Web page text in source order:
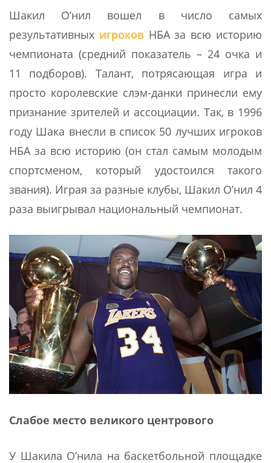
Шакил О’нил вошел в число самых
результативных игроковНБА за всю историю
чемпионата (средний показатель – 24 очка и
11 подборов). Талант, потрясающая игра и
просто королевские слэм-данки принесли ему
признание зрителей и ассоциации. Так, в 1996
году Шака внесли в список 50 лучших игроков
НБА за всю историю (он стал самым молодым
спортсменом, который удостоился такого
звания). Играя за разные клубы, Шакил О’нил 4
раза выигрывал национальный чемпионат.
Слабое место великого центрового
У Шакила О’нила на баскетбольной площадке